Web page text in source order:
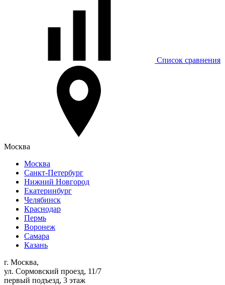
Список сравнения
Москва
Москва
Санкт-Петербург
Нижний Новгород
Екатеринбург
Челябинск
Краснодар
Пермь
Воронеж
Самара
Казань
г. Москва,
ул. Сормовский проезд, 11/7
первый подъезд, 3 этаж